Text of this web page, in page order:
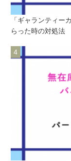
「ギャランティー
らった時の対処法